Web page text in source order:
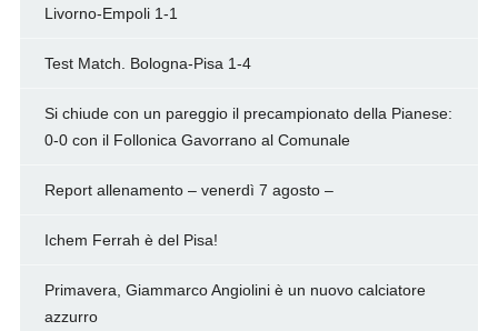
Livorno-Empoli 1-1
Test Match. Bologna-Pisa 1-4
Si chiude con un pareggio il precampionato della Pianese:
0-0 con il Follonica Gavorrano al Comunale
Report allenamento – venerdì 7 agosto –
Ichem Ferrah è del Pisa!
Primavera, Giammarco Angiolini è un nuovo calciatore
azzurro